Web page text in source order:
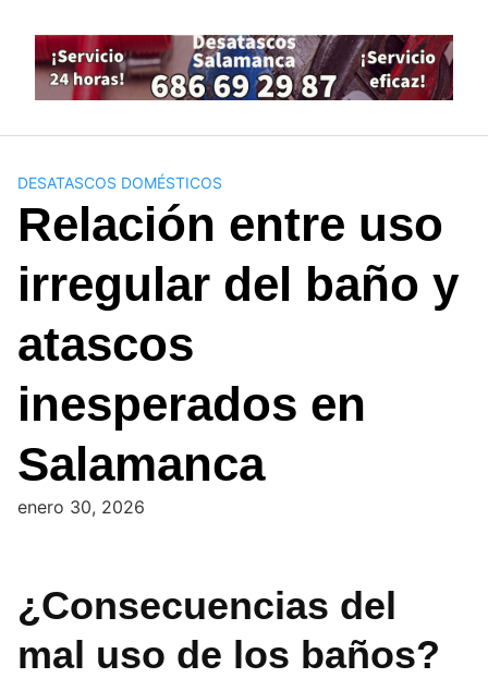
contenido
DESATASCOS DOMÉSTICOS
Relación entre uso
irregular del baño y
atascos
inesperados en
Salamanca
enero 30, 2026
¿Consecuencias del
mal uso de los baños?